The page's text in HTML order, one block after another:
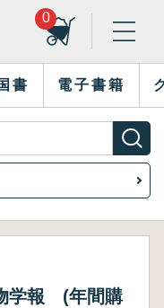
0
書 電子書籍
学報 (年間購